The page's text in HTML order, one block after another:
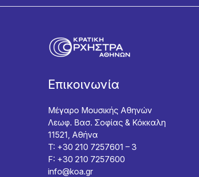
Επικοινωνία
Μέγαρο Μουσικής Αθηνών
Λεωφ. Βασ. Σοφίας & Κόκκαλη
11521, Αθήνα
T: +30 210 7257601 – 3
F: +30 210 7257600
info@koa.gr